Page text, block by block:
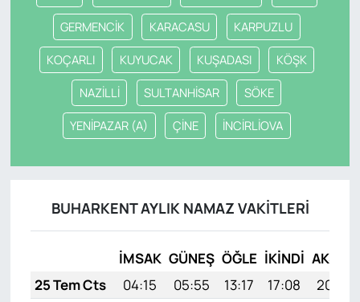
GERMENCİK KARACASU KARPUZLU
KOÇARLI KUYUCAK KUŞADASI KÖŞK
NAZİLLİ SULTANHİSAR SÖKE
YENİPAZAR (A) ÇİNE İNCİRLİOVA
BUHARKENT AYLIK NAMAZ VAKITLERI
İMSAK GÜNEŞ ÖĞLE İKINDI AKŞAM
25 Tem Cts
04:15 05:55 13:17 17:08
20:28